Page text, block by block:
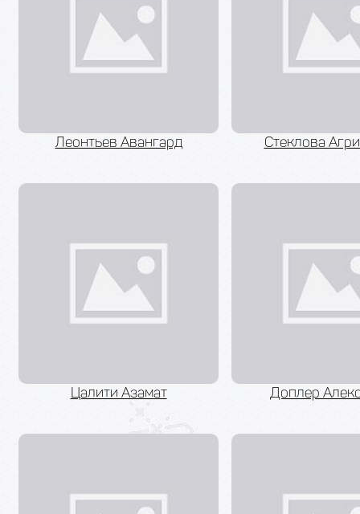
Леонтьев Авангард Стеклова
Цалити Азамат Доплер